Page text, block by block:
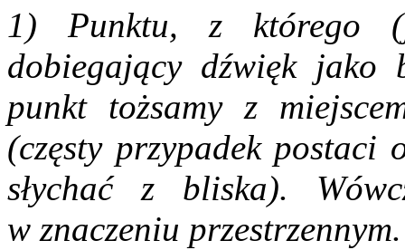
1) Punktu, z którego
dobiegający dźwięk
punkt tożsamy z
(częsty przypadek postaci
słychać z bliska).
w znaczeniu przestrzennym.